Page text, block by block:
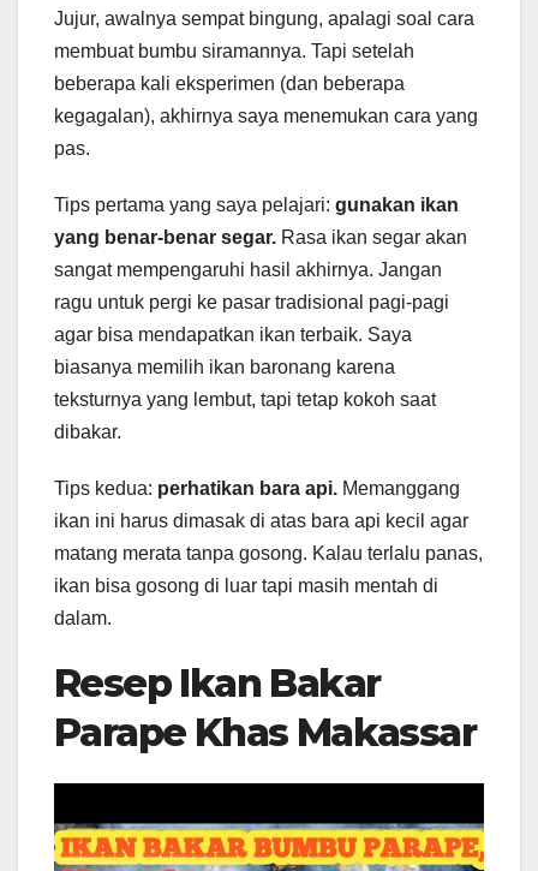
Jujur, awalnya sempat bingung, apalagi soal cara
membuat bumbu siramannya. Tapi setelah
beberapa kali eksperimen (dan beberapa
kegagalan), akhirnya saya menemukan cara yang
pas.
Tips pertama yang saya pelajari: gunakan ikan
yang benar-benar segar. Rasa ikan segar akan
sangat mempengaruhi hasil akhirnya. Jangan
ragu untuk pergi ke pasar tradisional pagi-pagi
agar bisa mendapatkan ikan terbaik. Saya
biasanya memilih ikan baronang karena
teksturnya yang lembut, tapi tetap kokoh saat
dibakar.
Tips kedua: perhatikan bara api. Memanggang
ikan ini harus dimasak di atas bara api kecil agar
matang merata tanpa gosong. Kalau terlalu panas,
ikan bisa gosong di luar tapi masih mentah di
dalam.
Resep Ikan Bakar
Parape Khas Makassar